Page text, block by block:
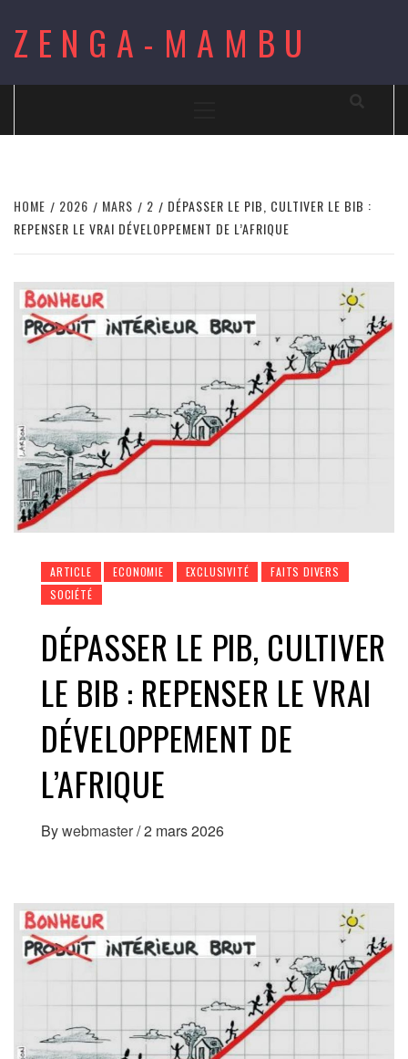
content
ZENGA-MAMBU
HOME 2026 MARS 2
DÉPASSER LE PIB, CULTIVER LE BIB :
REPENSER LE VRAI DÉVELOPPEMENT DE L’AFRIQUE
ARTICLE ECONOMIE EXCLUSIVITÉ
FAITS DIVERS
SOCIÉTÉ
DÉPASSER LE PIB, CULTIVER
LE BIB : REPENSER LE VRAI
DÉVELOPPEMENT DE
L’AFRIQUE
Bywebmaster/2 mars 2026